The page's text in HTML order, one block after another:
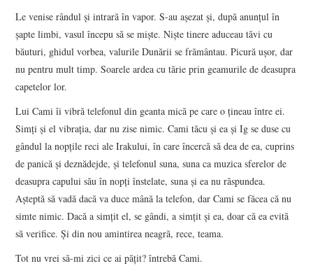
Le venise rândul şi intrară în vapor. S-au aşezat şi, după anunţul în
şapte limbi, vasul începu să se mişte. Nişte tinere aduceau tăvi cu
băuturi, ghidul vorbea, valurile Dunării se frământau. Picură uşor, dar
nu pentru mult timp. Soarele ardea cu tărie prin geamurile de deasupra
capetelor lor.
Lui Cami îi vibră telefonul din geanta mică pe care o ţineau între ei.
Simţi şi el vibraţia, dar nu zise nimic. Cami tăcu şi ea şi Ig se duse cu
gândul la nopţile reci ale Irakului, în care încercă să dea de ea, cuprins
de panică şi deznădejde, şi telefonul suna, suna ca muzica sferelor de
deasupra capului său în nopţi înstelate, suna şi ea nu răspundea.
Aşteptă să vadă dacă va duce mână la telefon, dar Cami se făcea că nu
simte nimic. Dacă a simţit el, se gândi, a simţit şi ea, doar că ea evită
să verifice. Şi din nou amintirea neagră, rece, teama.
Tot nu vrei să-mi zici ce ai păţit? întrebă Cami.